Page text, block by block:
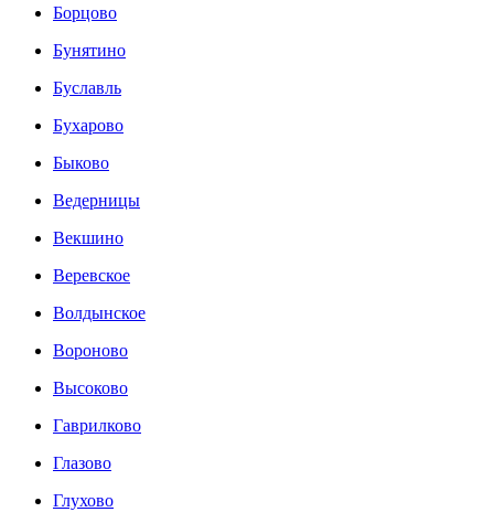
Борцово
Бунятино
Буславль
Бухарово
Быково
Ведерницы
Векшино
Веревское
Волдынское
Вороново
Высоково
Гаврилково
Глазово
Глухово